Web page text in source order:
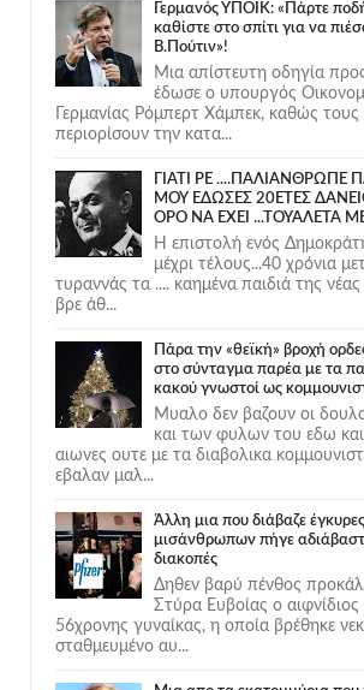
Γερμανός ΥΠΟΙΚ: «Πάρτε
καθίστε στο σπίτι για να
Β.Πούτιν»!
Μια απίστευτη οδηγία
έδωσε ο υπουργός
Γερμανίας Ρόμπερτ Χάμπεκ, καθώς τους
περιορίσουν την κατα...
ΓΙΑΤΙ ΡΕ ....ΠΑΛΙΑΝΘΡΩΠΕ
ΜΟΥ ΕΔΩΣΕΣ 20ΕΤΕΣ
ΟΡΟ ΝΑ ΕΧΕΙ ...ΤΟΥΑΛΕΤΑ
Η επιστολή ενός
μέχρι τέλους...40 χρόνια
τυραννάς τα .... καημένα παιδιά της νέας
βρε άθ...
Πάρα την «θεϊκή» βροχή
στο σύνταγμα παρέα με τα
κακού γνωστοί ως
Μυαλο δεν βαζουν οι
και των φυλων του εδω
αιωνες ουτε με τα διαβολικα
εβαλαν μαλ...
Άλλη μια που διάβαζε
μισάνθρωπων πήγε
διακοπές
Δηθεν βαρύ πένθος
Στύρα Ευβοίας ο αιφνίδιος
56χρονης γυναίκας, η οποία βρέθηκε
σταθμευμένο αυ...